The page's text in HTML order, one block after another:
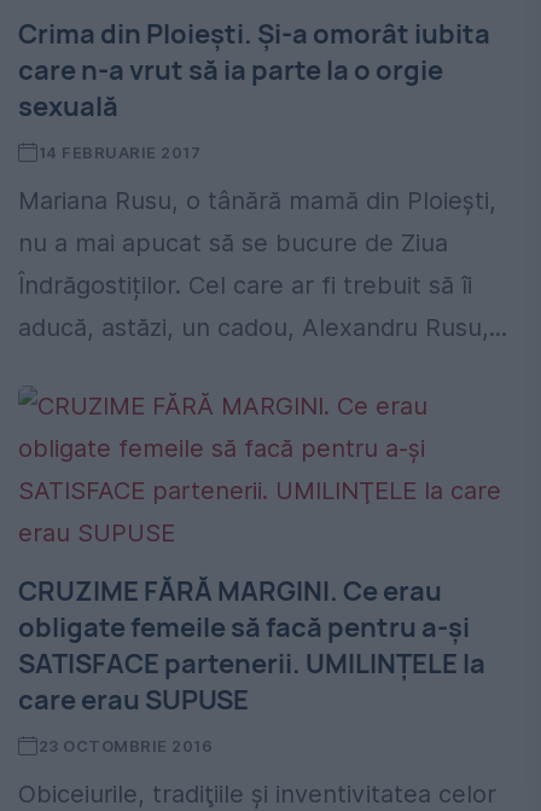
Crima din Ploiești. Și-a omorât iubita
care n-a vrut să ia parte la o orgie
sexuală
14 FEBRUARIE 2017
Mariana Rusu, o tânără mamă din Ploiești,
nu a mai apucat să se bucure de Ziua
Îndrăgostiților. Cel care ar fi trebuit să îi
aducă, astăzi, un cadou, Alexandru Rusu,...
CRUZIME FĂRĂ MARGINI. Ce erau
obligate femeile să facă pentru a-şi
SATISFACE partenerii. UMILINŢELE la
care erau SUPUSE
23 OCTOMBRIE 2016
Obiceiurile, tradiţiile şi inventivitatea celor